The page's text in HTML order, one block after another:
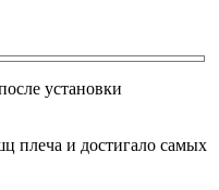
установки
плеча и достигало самых